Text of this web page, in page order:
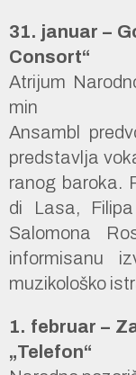
31. januar –
Consort“
Atrijum
min
Ansambl
predstavlja
ranog baroka.
di Lasa,
Salomona
informisanu
muzikološko
1. februar –
„Telefon“